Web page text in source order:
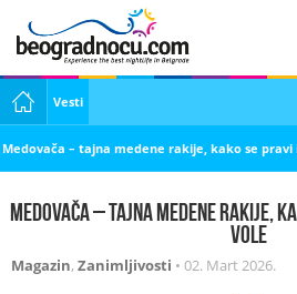
Vesti
Medovača – tajna medene rakije, kako se pravi
Medovača – tajna medene rakije,
vole
Magazin, Zanimljivosti • 02. Mart 2026.